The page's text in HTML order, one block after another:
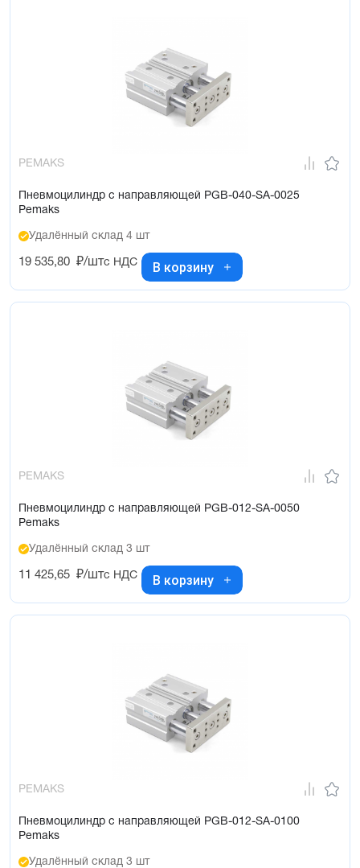
PEMAKS
Пневмоцилиндр с направляющей PGB-040-SA-0025
Pemaks
Удалённый склад 4 шт
19 535,80 ₽/штс НДС В корзину
PEMAKS
Пневмоцилиндр с направляющей PGB-012-SA-0050
Pemaks
Удалённый склад 3 шт
11 425,65 ₽/штс НДС В корзину
PEMAKS
Пневмоцилиндр с направляющей PGB-012-SA-0100
Pemaks
Удалённый склад 3 шт